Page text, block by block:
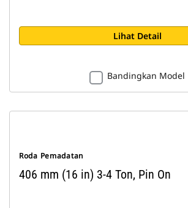
Lihat Detail
Bandingkan Model
Roda Pemadatan
406 mm (16 in) 3-4 Ton, Pin On